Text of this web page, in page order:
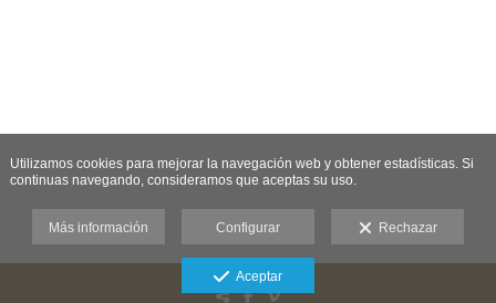
Utilizamos cookies para mejorar la navegación web y obtener estadísticas. Si
continuas navegando, consideramos que aceptas su uso.
Más información Configurar Rechazar
Aceptar